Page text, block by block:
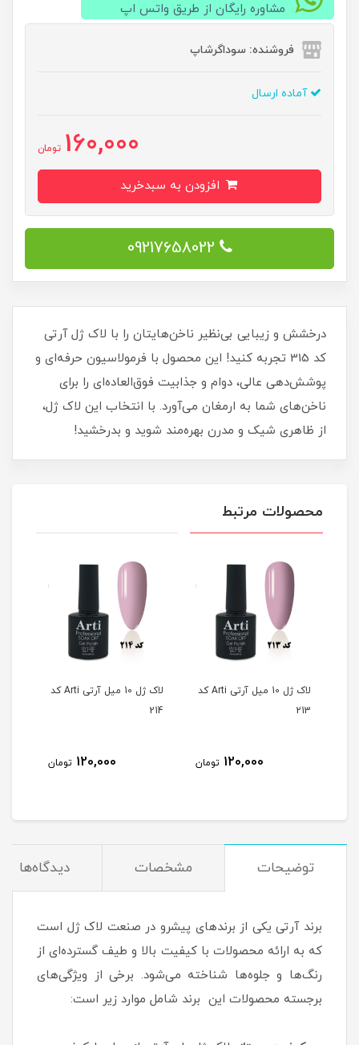
مشاوره رایگان از طریق واتس اپ
فروشنده: سوداگرشاپ
آماده ارسال
160,000 تومان
09217658022
درخشش و زیبایی بی‌نظیر ناخن‌هایتان را با لاک ژل آرتی
کد 315 تجربه کنید! این محصول با فرمولاسیون حرفه‌ای و
پوشش‌دهی عالی، دوام و جذابیت فوق‌العاده‌ای را برای
ناخن‌های شما به ارمغان می‌آورد. با انتخاب این لاک ژل،
از ظاهری شیک و مدرن بهره‌مند شوید و بدرخشید!
محصولات مرتبط
لاک ژل 10 میل آرتی Arti کد
213
120,000 تومان
لاک ژل 10 میل آرتی Arti کد
214
120,000 تومان
توضیحات مشخصات دیدگاه‌ها
برند آرتی یکی از برندهای پیشرو در صنعت لاک ژل است
که به ارائه محصولات با کیفیت بالا و طیف گسترده‌ای از
رنگ‌ها و جلوه‌ها شناخته می‌شود. برخی از ویژگی‌های
برجسته محصولات این برند شامل موارد زیر است: